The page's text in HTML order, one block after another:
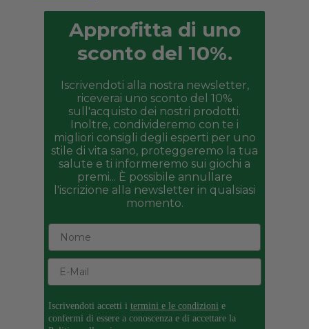
Approfitta di uno
sconto del 10%.
Iscrivendoti alla nostra newsletter,
riceverai uno sconto del 10%
sull'acquisto dei nostri prodotti.
Inoltre, condivideremo con te i
migliori consigli degli esperti per uno
stile di vita sano, proteggeremo la tua
salute e ti informeremo sui giochi a
premi... È possibile annullare
l'iscrizione alla newsletter in qualsiasi
momento.
Iscrivendoti accetti i termini e le condizioni e
confermi di essere a conoscenza e di accettare la